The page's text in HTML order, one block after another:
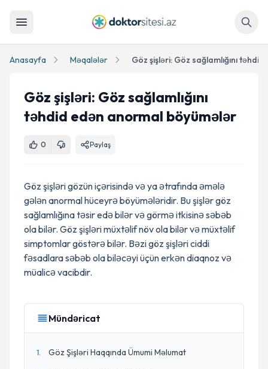
Anasayfa Məqalələr
Göz şişləri: Göz sağlamlığını
təhdid edən anormal böyümələr
0 Paylaş
Göz şişləri gözün içərisində və ya ətrafında əmələ
gələn anormal hüceyrə böyümələridir. Bu şişlər göz
sağlamlığına təsir edə bilər və görmə itkisinə səbəb
ola bilər. Göz şişləri müxtəlif növ ola bilər və müxtəlif
simptomlar göstərə bilər. Bəzi göz şişləri ciddi
fəsadlara səbəb ola biləcəyi üçün erkən diaqnoz və
müalicə vacibdir.
Mündəricat
1. Göz Şişləri Haqqında Ümumi Məlumat